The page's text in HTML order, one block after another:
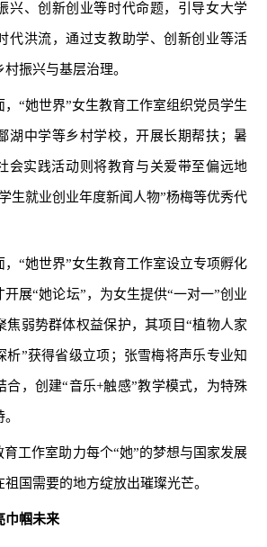
兴、创新创业等时代命题，引导女大学
代洪流，通过支教助学、创新创业等活
振兴与基层治理。
，“她世界”女生教育工作室组织党员学生
湖中学等乡村学校，开展长期帮扶；暑
会实践活动则将教育与关爱带至偏远地
生就业创业年度新闻人物”杨梅等优秀代
，“她世界”女生教育工作室设立专项孵化
展“她论坛”，为女生提供“一对一”创业
焦弱势群体权益保护，其项目“植物人家
析”获得省级立项；张雪梅将声乐专业知
合，创建“音乐+触感”教学模式，为特殊
育工作室助力每个“她”的梦想与国家发展
国需要的地方绽放出璀璨光芒。
巾帼未来